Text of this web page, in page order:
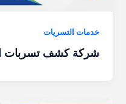
خدمات التسريات
شركة كشف تسربات